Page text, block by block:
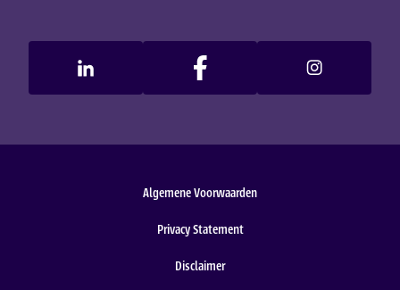
Algemene Voorwaarden
Privacy Statement
Disclaimer